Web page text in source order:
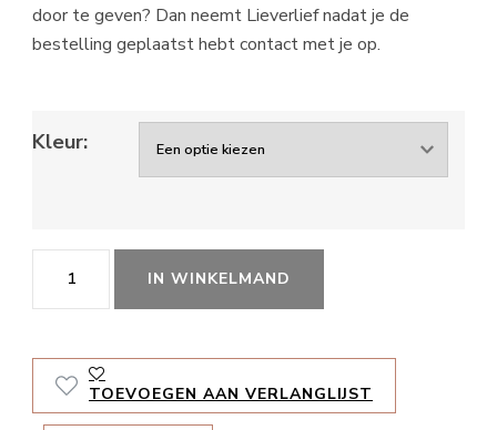
door te geven? Dan neemt Lieverlief nadat je de
bestelling geplaatst hebt contact met je op.
Kleur:
lijstje
aantal
IN WINKELMAND
TOEVOEGEN AAN VERLANGLIJST